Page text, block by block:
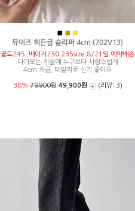
■ ■ ■
뮤이즈 히든굽 슬리퍼 4cm (702V13)
골드245, 베이지230,235size 8/21일 예약배송
다가오는 계절에 누구보다 사랑스럽게
4cm 속굽, 데일리로 신기 좋아요
38%79900원 49,900원 (리뷰: 3)